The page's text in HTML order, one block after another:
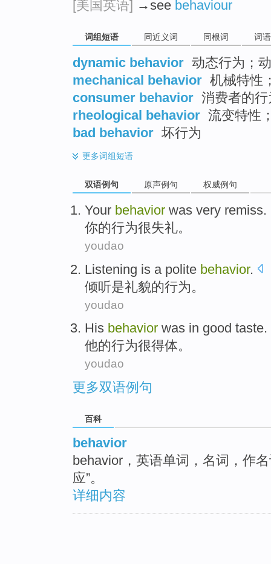
[美国英语] →see behaviour
词组短语 同近义词 同根词 词
dynamic behavior 动态行为；
mechanical behavior 机械特性
consumer behavior 消费者的行
rheological behavior 流变特性
bad behavior 坏行为
更多词组短语
双语例句 原声例句 权威例句
Your behavior was very remiss.
你的行为很失礼。
youdao
Listening is a polite behavior.
倾听是礼貌的行为。
youdao
His behavior was in good taste.
他的行为很得体。
youdao
更多双语例句
百科
behavior
behavior，英语单词，名词，作
应”。
详细内容